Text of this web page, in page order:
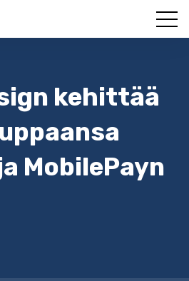
kehittää
MobilePayn